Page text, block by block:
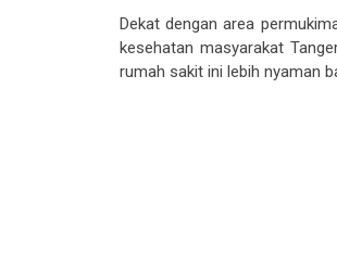
Dekat dengan area
kesehatan masyarakat
rumah sakit ini lebih nyaman